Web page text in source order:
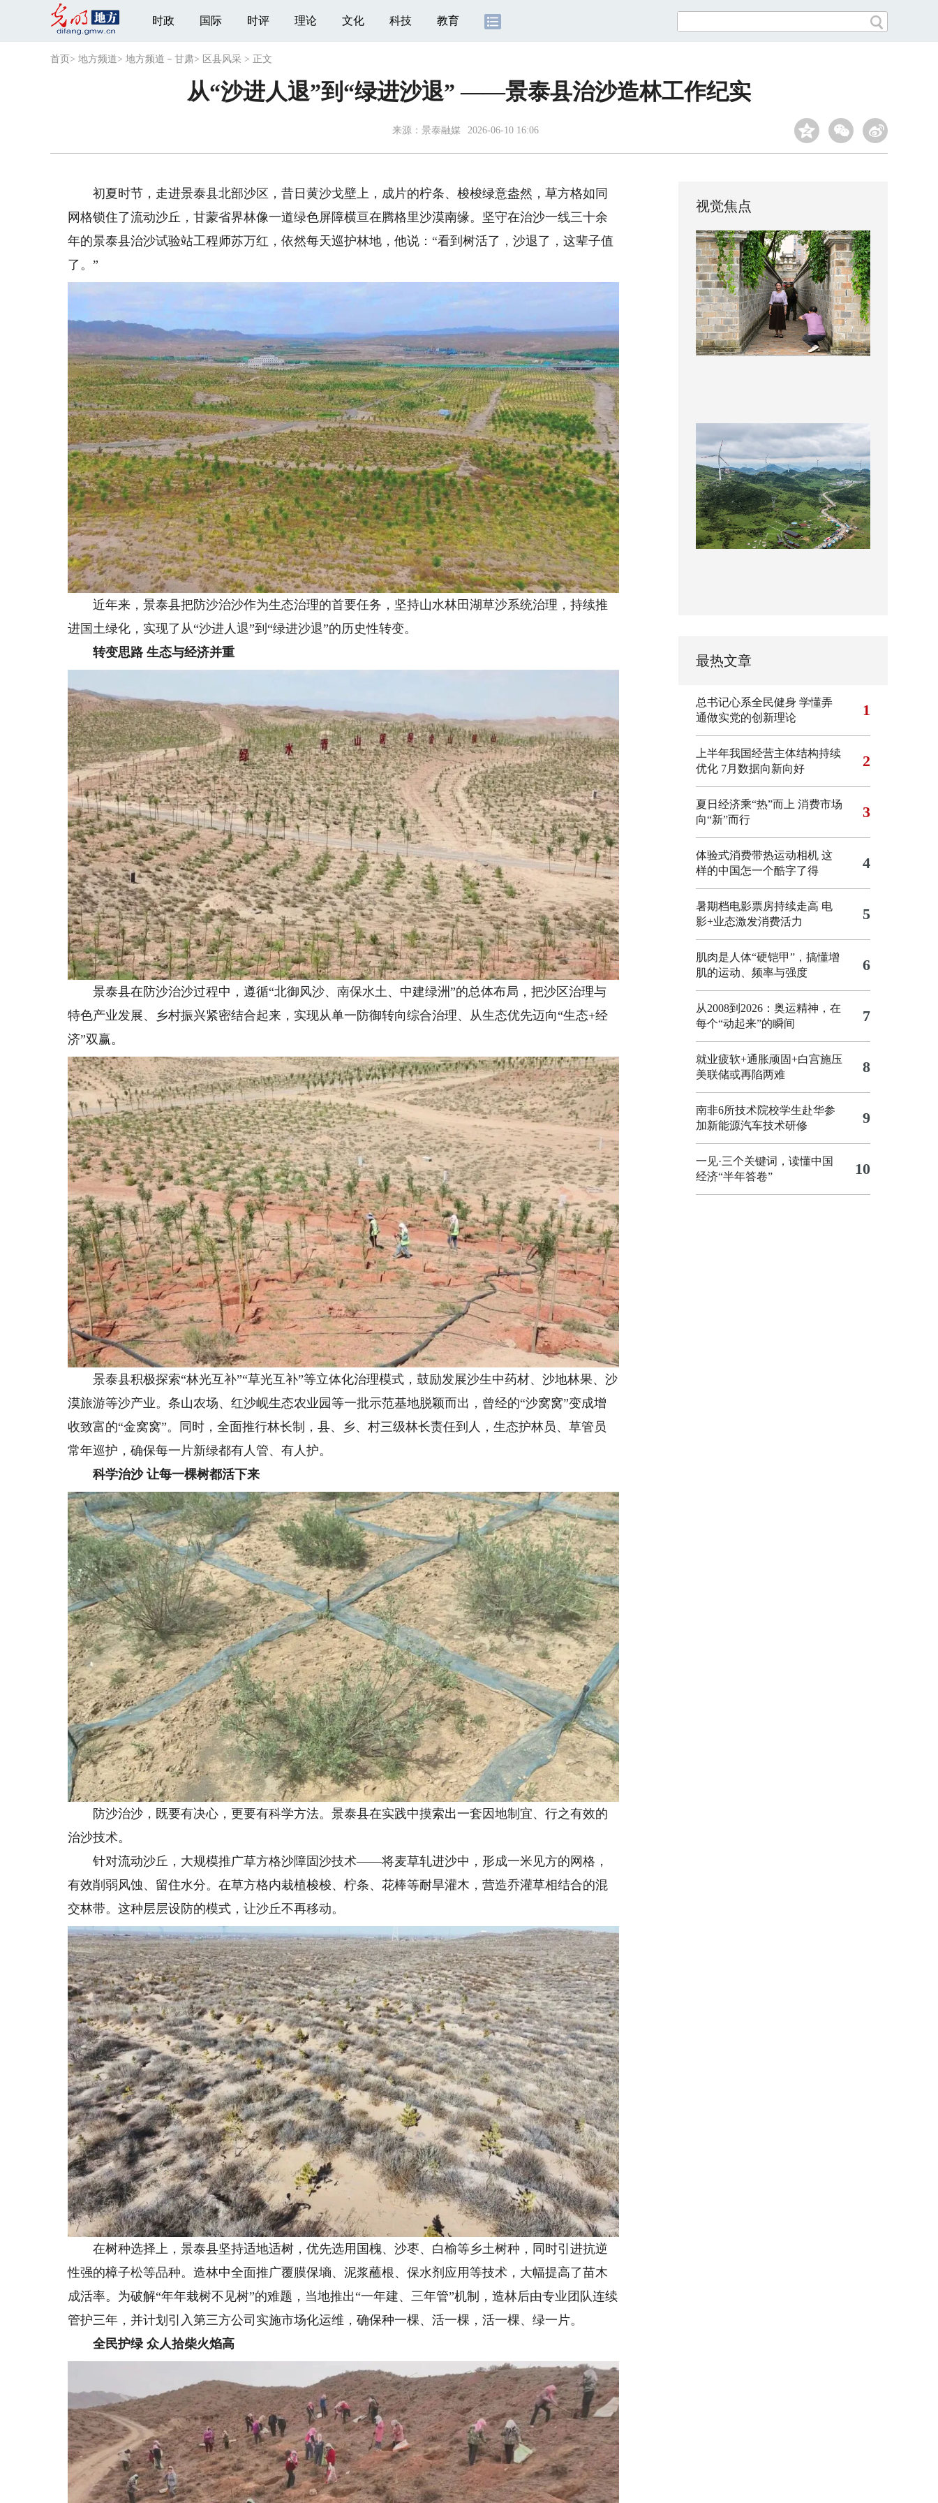
时政 国际 时评 理论 文化 科技 教育
首页 > 地方频道> 地方频道－甘肃> 区县风采 > 正文
从“沙进人退”到“绿进沙退” ——景泰县治沙造林工作纪实
来源： 景泰融媒 2026-06-10 16:06
初夏时节，走进景泰县北部沙区，昔日黄沙戈壁上，成片的柠条、梭梭绿意盎然，草方格如同
网格锁住了流动沙丘，甘蒙省界林像一道绿色屏障横亘在腾格里沙漠南缘。坚守在治沙一线三十余
年的景泰县治沙试验站工程师苏万红，依然每天巡护林地，他说：“看到树活了，沙退了，这辈子值
了。”
近年来，景泰县把防沙治沙作为生态治理的首要任务，坚持山水林田湖草沙系统治理，持续推
进国土绿化，实现了从“沙进人退”到“绿进沙退”的历史性转变。
转变思路 生态与经济并重
景泰县在防沙治沙过程中，遵循“北御风沙、南保水土、中建绿洲”的总体布局，把沙区治理与
特色产业发展、乡村振兴紧密结合起来，实现从单一防御转向综合治理、从生态优先迈向“生态+经
济”双赢。
景泰县积极探索“林光互补”“草光互补”等立体化治理模式，鼓励发展沙生中药材、沙地林果、沙
漠旅游等沙产业。条山农场、红沙岘生态农业园等一批示范基地脱颖而出，曾经的“沙窝窝”变成增
收致富的“金窝窝”。同时，全面推行林长制，县、乡、村三级林长责任到人，生态护林员、草管员
常年巡护，确保每一片新绿都有人管、有人护。
科学治沙 让每一棵树都活下来
防沙治沙，既要有决心，更要有科学方法。景泰县在实践中摸索出一套因地制宜、行之有效的
治沙技术。
针对流动沙丘，大规模推广草方格沙障固沙技术——将麦草轧进沙中，形成一米见方的网格，
有效削弱风蚀、留住水分。在草方格内栽植梭梭、柠条、花棒等耐旱灌木，营造乔灌草相结合的混
交林带。这种层层设防的模式，让沙丘不再移动。
在树种选择上，景泰县坚持适地适树，优先选用国槐、沙枣、白榆等乡土树种，同时引进抗逆
性强的樟子松等品种。造林中全面推广覆膜保墒、泥浆蘸根、保水剂应用等技术，大幅提高了苗木
成活率。为破解“年年栽树不见树”的难题，当地推出“一年建、三年管”机制，造林后由专业团队连续
管护三年，并计划引入第三方公司实施市场化运维，确保种一棵、活一棵，活一棵、绿一片。
全民护绿 众人拾柴火焰高
视觉焦点
最热文章
总书记心系全民健身 学懂弄
通做实党的创新理论
1
上半年我国经营主体结构持续
优化 7月数据向新向好 2
夏日经济乘“热”而上 消费市场
向“新”而行
3
体验式消费带热运动相机 这
样的中国怎一个酷字了得
4
暑期档电影票房持续走高 电
影+业态激发消费活力
5
肌肉是人体“硬铠甲”，搞懂增
肌的运动、频率与强度
6
从2008到2026：奥运精神，在
每个“动起来”的瞬间
7
就业疲软+通胀顽固+白宫施压
美联储或再陷两难
8
南非6所技术院校学生赴华参
加新能源汽车技术研修
9
一见·三个关键词，读懂中国
经济“半年答卷”
10